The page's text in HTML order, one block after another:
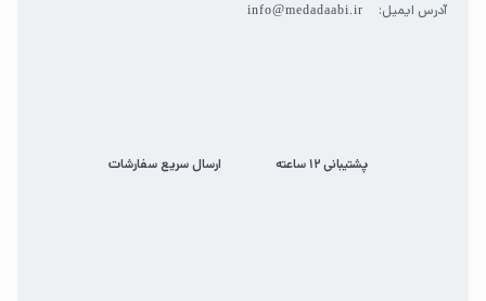
آدرس ایمیل: info@medadaabi.ir
پشتیبانی 12 ساعته ارسال سریع سفارشات